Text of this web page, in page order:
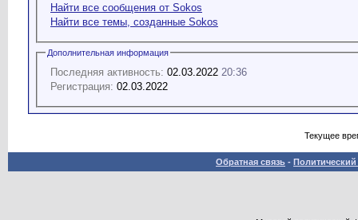
Найти все сообщения от Sokos
Найти все темы, созданные Sokos
Дополнительная информация
Последняя активность: 02.03.2022 20:36
Регистрация: 02.03.2022
Текущее
Обратная связь -